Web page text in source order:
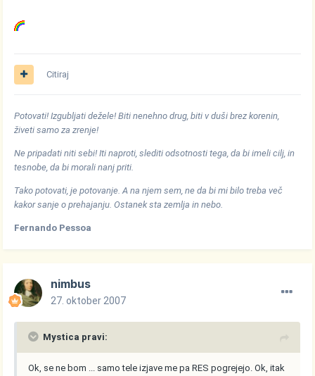
Citiraj
Potovati! Izgubljati dežele! Biti nenehno drug, biti v duši brez korenin,
živeti samo za zrenje!
Ne pripadati niti sebi! Iti naproti, slediti odsotnosti tega, da bi imeli cilj, in
tesnobe, da bi morali nanj priti.
Tako potovati, je potovanje. A na njem sem, ne da bi mi bilo treba več
kakor sanje o prehajanju. Ostanek sta zemlja in nebo.
Fernando Pessoa
nimbus
27. oktober 2007
Mystica pravi:
Ok, se ne bom ... samo tele izjave me pa RES pogrejejo. Ok, itak